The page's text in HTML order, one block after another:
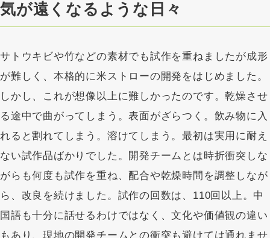
気が遠くなるような日々
サトウキビや竹などの素材でも試作を重ねましたが成形
が難しく、本格的に米ストローの開発をはじめました。
しかし、これが想像以上に難しかったのです。乾燥させ
る途中で曲がってしまう。表面がざらつく。飲み物に入
れると割れてしまう。溶けてしまう。最初は実用に耐え
ない試作品ばかりでした。開発チームとは時折衝突しな
がらも何度も試作を重ね、配合や乾燥時間を調整しなが
ら、改良を続けました。試作の回数は、110回以上。中
国語も十分に話せるわけではなく、文化や価値観の違い
もあり、現地の開発チームとの衝突も避けては通れませ